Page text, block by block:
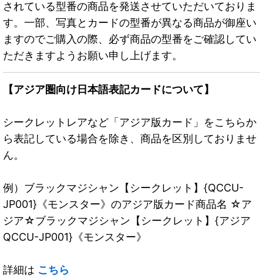
されている型番の商品を発送させていただいておりま
す。一部、写真とカードの型番が異なる商品が御座い
ますのでご購入の際、必ず商品の型番をご確認してい
ただきますようお願い申し上げます。
【アジア圏向け日本語表記カードについて】
シークレットレアなど「アジア版カード」をこちらか
ら表記している場合を除き、商品を区別しておりませ
ん。
例）ブラックマジシャン【シークレット】{QCCU-
JP001}《モンスター》のアジア版カード商品名 ☆ア
ジア☆ブラックマジシャン【シークレット】{アジア
QCCU-JP001}《モンスター》
詳細は こちら